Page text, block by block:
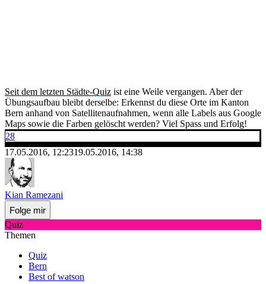
Seit dem letzten Städte-Quiz ist eine Weile vergangen. Aber der
Übungsaufbau bleibt derselbe: Erkennst du diese Orte im Kanton
Bern anhand von Satellitenaufnahmen, wenn alle Labels aus Google
Maps sowie die Farben gelöscht werden? Viel Spass und Erfolg!
28
17.05.2016, 12:2319.05.2016, 14:38
Kian Ramezani
Folge mir
Quiz
Themen
Quiz
Bern
Best of watson